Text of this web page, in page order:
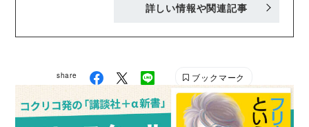
はじめる。「怪盗道化師」で第30回講談社児童文学新
ール』『オタカラウォーズ』『ぼくと未来屋の夏』
『令夢の世界はスリップする』（以上、すべて講談
社）『モナミシリーズ』（角川つばさ文庫）『奇譚ル
詳しい情報や関連記事
share ブックマーク